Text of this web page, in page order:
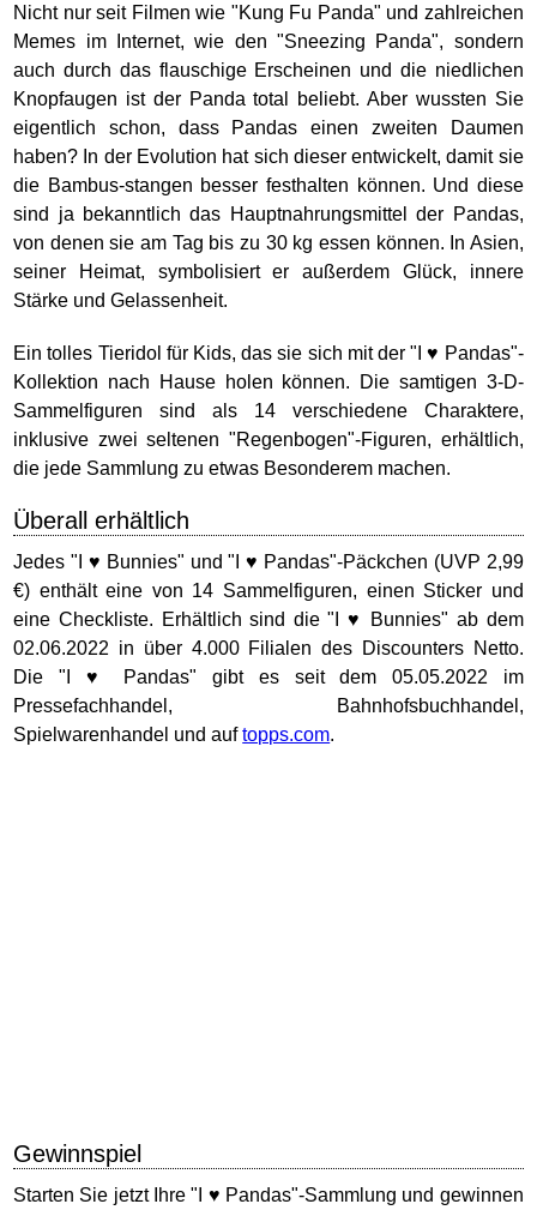
Nicht nur seit Filmen wie "Kung Fu Panda" und zahlreichen
Memes im Internet, wie den "Sneezing Panda", sondern
auch durch das flauschige Erscheinen und die niedlichen
Knopfaugen ist der Panda total beliebt. Aber wussten Sie
eigentlich schon, dass Pandas einen zweiten Daumen
haben? In der Evolution hat sich dieser entwickelt, damit sie
die Bambus-stangen besser festhalten können. Und diese
sind ja bekanntlich das Hauptnahrungsmittel der Pandas,
von denen sie am Tag bis zu 30 kg essen können. In Asien,
seiner Heimat, symbolisiert er außerdem Glück, innere
Stärke und Gelassenheit.
Ein tolles Tieridol für Kids, das sie sich mit der "I ♥ Pandas"-
Kollektion nach Hause holen können. Die samtigen 3-D-
Sammelfiguren sind als 14 verschiedene Charaktere,
inklusive zwei seltenen "Regenbogen"-Figuren, erhältlich,
die jede Sammlung zu etwas Besonderem machen.
Überall erhältlich
Jedes "I ♥ Bunnies" und "I ♥ Pandas"-Päckchen (UVP 2,99
€) enthält eine von 14 Sammelfiguren, einen Sticker und
eine Checkliste. Erhältlich sind die "I ♥ Bunnies" ab dem
02.06.2022 in über 4.000 Filialen des Discounters Netto.
Die "I ♥ Pandas" gibt es seit dem 05.05.2022 im
Pressefachhandel, Bahnhofsbuchhandel,
Spielwarenhandel und auftopps.com.
Gewinnspiel
Starten Sie jetzt Ihre "I ♥ Pandas"-Sammlung und gewinnen